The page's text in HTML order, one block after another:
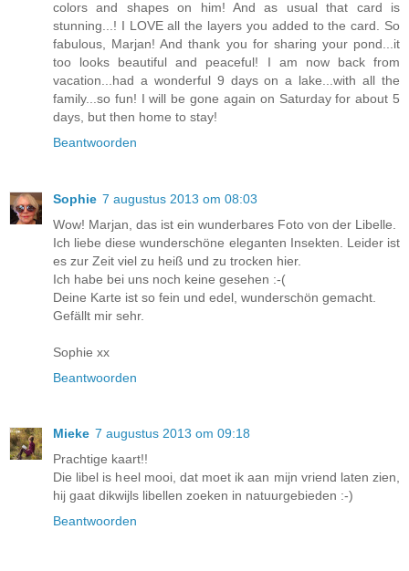
colors and shapes on him! And as usual that card is
stunning...! I LOVE all the layers you added to the card. So
fabulous, Marjan! And thank you for sharing your pond...it
too looks beautiful and peaceful! I am now back from
vacation...had a wonderful 9 days on a lake...with all the
family...so fun! I will be gone again on Saturday for about 5
days, but then home to stay!
Beantwoorden
Sophie 7 augustus 2013 om 08:03
Wow! Marjan, das ist ein wunderbares Foto von der Libelle.
Ich liebe diese wunderschöne eleganten Insekten. Leider ist
es zur Zeit viel zu heiß und zu trocken hier.
Ich habe bei uns noch keine gesehen :-(
Deine Karte ist so fein und edel, wunderschön gemacht.
Gefällt mir sehr.
Sophie xx
Beantwoorden
Mieke 7 augustus 2013 om 09:18
Prachtige kaart!!
Die libel is heel mooi, dat moet ik aan mijn vriend laten zien,
hij gaat dikwijls libellen zoeken in natuurgebieden :-)
Beantwoorden